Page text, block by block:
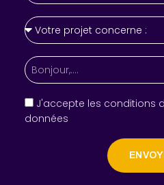
J'accepte les conditions
données